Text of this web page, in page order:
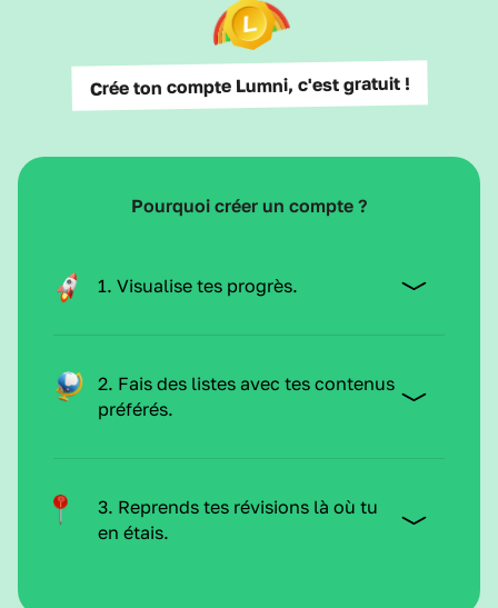
Crée ton compte Lumni, c'est gratuit !
Pourquoi créer un compte ?
1. Visualise tes progrès.
2. Fais des listes avec tes contenus
préférés.
3. Reprends tes révisions là où tu
en étais.